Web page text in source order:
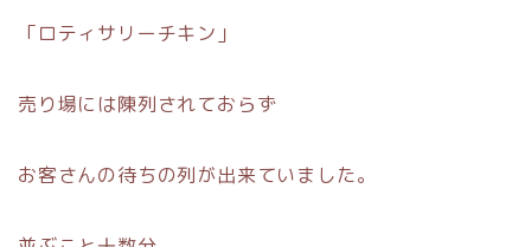
「ロティサリーチキン」
売り場には陳列されておらず
お客さんの待ちの列が出来ていました。